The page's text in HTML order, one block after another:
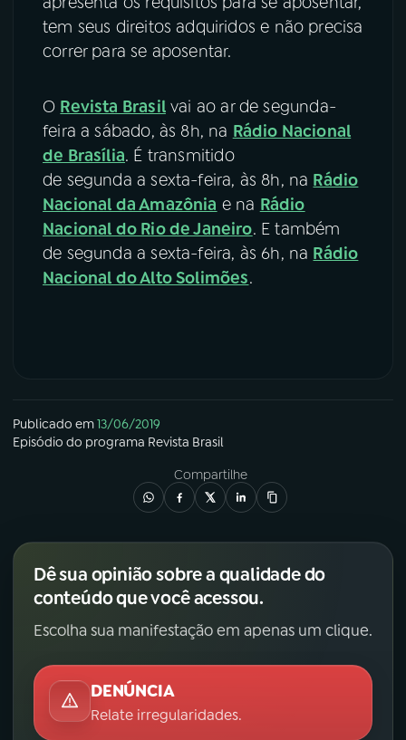
tem seus direitos adquiridos e não precisa
correr para se aposentar.
O Revista Brasilvai ao ar de segunda-
feira a sábado, às 8h, na Rádio Nacional
de Brasília. É transmitido
de segunda a sexta-feira, às 8h, na Rádio
Nacional da Amazônia e na Rádio
Nacional do Rio de Janeiro. E também
de segunda a sexta-feira, às 6h, na Rádio
Nacional do Alto Solimões.
Publicado em13/06/2019
Episódio do programa Revista Brasil
Compartilhe
Dê sua opinião sobre a qualidade do
conteúdo que você acessou.
Escolha sua manifestação em apenas um clique.
DENÚNCIA
Relate irregularidades.